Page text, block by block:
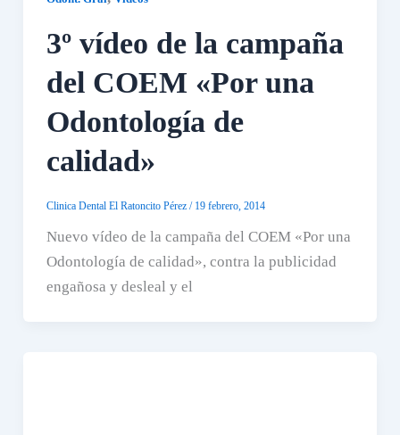
3º vídeo de la campaña
del COEM «Por una
Odontología de
calidad»
Clinica Dental El Ratoncito Pérez / 19 febrero, 2014
Nuevo vídeo de la campaña del COEM «Por una
Odontología de calidad», contra la publicidad
engañosa y desleal y el